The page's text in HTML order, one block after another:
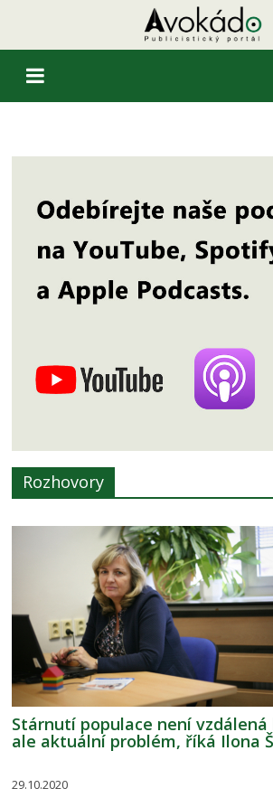
Rozhovory
Stárnutí populace není vzdálená
ale aktuální problém, říká Ilona
29.10.2020